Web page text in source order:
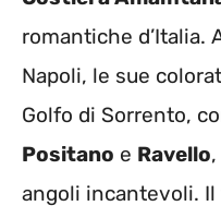
romantiche d’Italia.
Napoli, le sue
Golfo di Sorrento,
Positano e Ravello
angoli incantevoli.